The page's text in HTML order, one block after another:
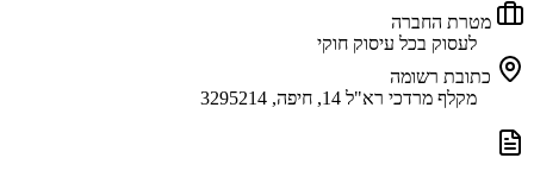
מטרת החברה
לעסוק בכל עיסוק חוקי
כתובת רשומה
מקלף מרדכי רא"ל 14, חיפה, 3295214